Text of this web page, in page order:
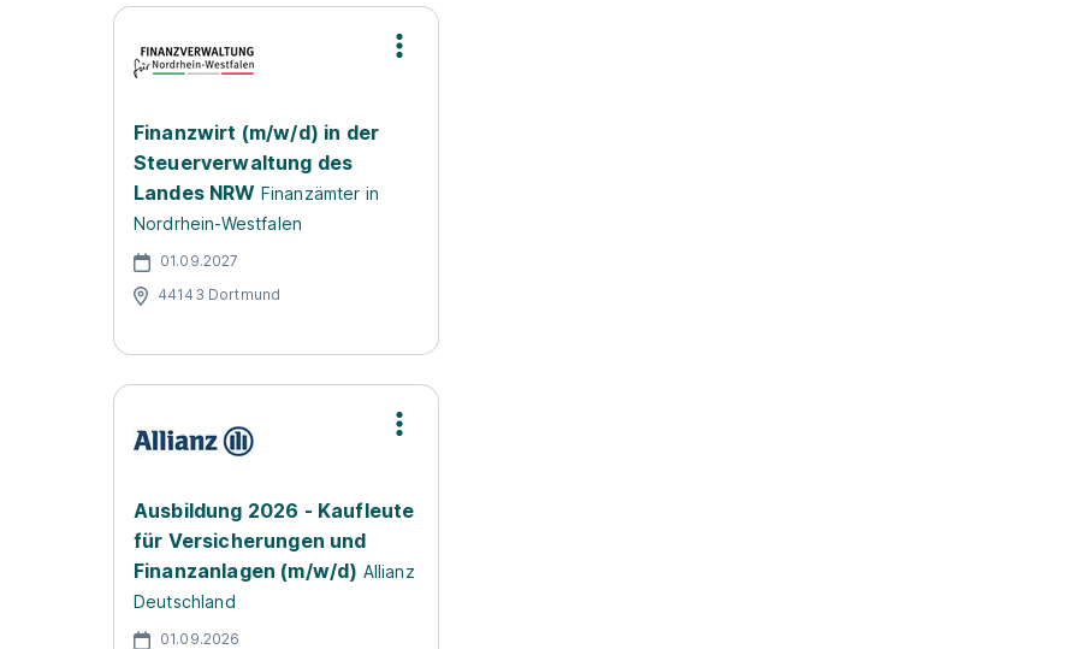
Finanzwirt (m/w/d) in der
Steuerverwaltung des
Landes NRW Finanzämter in
Nordrhein-Westfalen
01.09.2027
44143 Dortmund
Ausbildung 2026 - Kaufleute
für Versicherungen und
Finanzanlagen (m/w/d) Allianz
Deutschland
01.09.2026